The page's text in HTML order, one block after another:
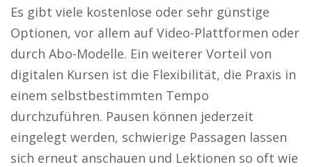
Es gibt viele kostenlose oder sehr günstige
Optionen, vor allem auf Video-Plattformen oder
durch Abo-Modelle. Ein weiterer Vorteil von
digitalen Kursen ist die Flexibilität, die Praxis in
einem selbstbestimmten Tempo
durchzuführen. Pausen können jederzeit
eingelegt werden, schwierige Passagen lassen
sich erneut anschauen und Lektionen so oft wie